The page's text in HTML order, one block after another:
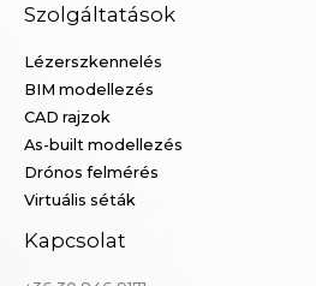
Szolgáltatások
Lézerszkennelés
BIM modellezés
CAD rajzok
As-built modellezés
Drónos felmérés
Virtuális séták
Kapcsolat